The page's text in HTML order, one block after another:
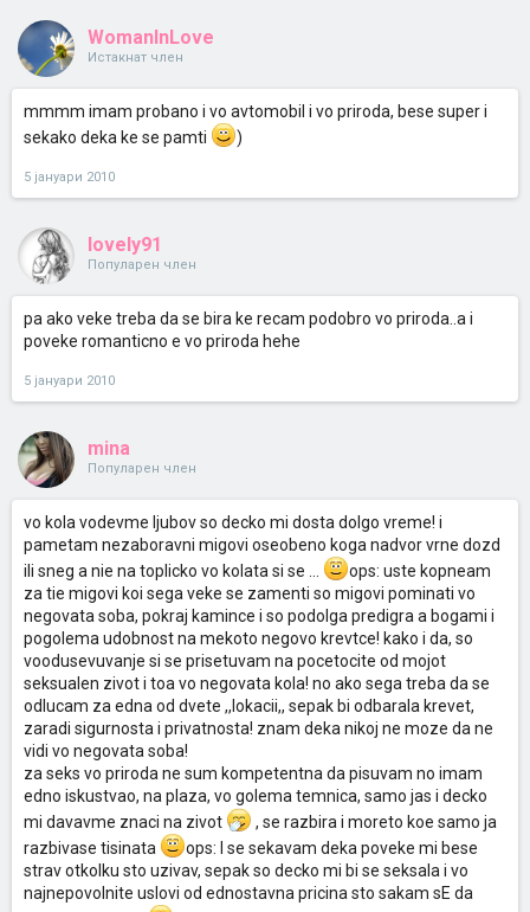
WomanInLove
Истакнат член
mmmm imam probano i vo avtomobil i vo priroda, bese super i
sekako deka ke se pamti
)
5 јануари 2010
lovely91
Популарен член
pa ako veke treba da se bira ke recam podobro vo priroda..a i
poveke romanticno e vo priroda hehe
5 јануари 2010
mina
Популарен член
vo kola vodevme ljubov so decko mi dosta dolgo vreme! i
pametam nezaboravni migovi oseobeno koga nadvor vrne dozd
ili sneg a nie na toplicko vo kolata si se ...
ops: uste kopneam
za tie migovi koi sega veke se zamenti so migovi pominati vo
negovata soba, pokraj kamince i so podolga predigra a bogami i
pogolema udobnost na mekoto negovo krevtce! kako i da, so
voodusevuvanje si se prisetuvam na pocetocite od mojot
seksualen zivot i toa vo negovata kola! no ako sega treba da se
odlucam za edna od dvete ,,lokacii,, sepak bi odbarala krevet,
zaradi sigurnosta i privatnosta! znam deka nikoj ne moze da ne
vidi vo negovata soba!
za seks vo priroda ne sum kompetentna da pisuvam no imam
edno iskustvao, na plaza, vo golema temnica, samo jas i decko
mi davavme znaci na zivot
, se razbira i moreto koe samo ja
razbivase tisinata
ops: I se sekavam deka poveke mi bese
strav otkolku sto uzivav, sepak so decko mi bi se seksala i vo
najnepovolnite uslovi od ednostavna pricina sto sakam sE da